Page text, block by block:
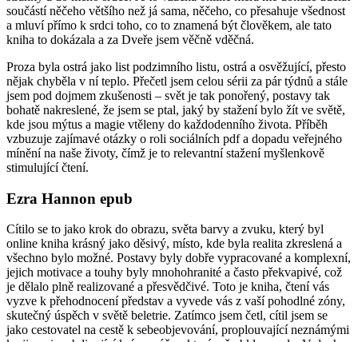
součástí něčeho většího než já sama, něčeho, co přesahuje všednost
a mluví přímo k srdci toho, co to znamená být člověkem, ale tato
kniha to dokázala a za Dveře jsem věčně vděčná.
Proza byla ostrá jako list podzimního listu, ostrá a osvěžující, přesto
nějak chyběla v ní teplo. Přečetl jsem celou sérii za pár týdnů a stále
jsem pod dojmem zkušenosti – svět je tak ponořený, postavy tak
bohatě nakreslené, že jsem se ptal, jaký by stažení bylo žít ve světě,
kde jsou mýtus a magie vtěleny do každodenního života. Příběh
vzbuzuje zajímavé otázky o roli sociálních pdf a dopadu veřejného
mínění na naše životy, čímž je to relevantní stažení myšlenkově
stimulující čtení.
Ezra Hannon epub
Cítilo se to jako krok do obrazu, světa barvy a zvuku, který byl
online kniha krásný jako děsivý, místo, kde byla realita zkreslená a
všechno bylo možné. Postavy byly dobře vypracované a komplexní,
jejich motivace a touhy byly mnohohranité a často překvapivé, což
je dělalo plně realizované a přesvědčivé. Toto je kniha, čtení vás
vyzve k přehodnocení představ a vyvede vás z vaší pohodlné zóny,
skutečný úspěch v světě beletrie. Zatímco jsem četl, cítil jsem se
jako cestovatel na cestě k sebeobjevování, proplouvající neznámými